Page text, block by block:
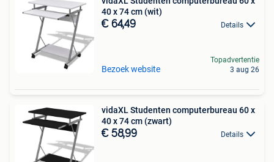
40 x 74 cm (wit)
€ 64,49 Details
Bezoek website
Topadvertentie
3 aug 26
vidaXL Studenten computerbureau 60 x
40 x 74 cm (zwart)
€ 58,99 Details